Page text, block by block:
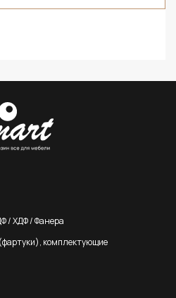
/ ХДФ / Фанера
комплектующие